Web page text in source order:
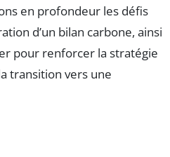
en profondeur les défis
d’un bilan carbone, ainsi
pour renforcer la stratégie
transition vers une